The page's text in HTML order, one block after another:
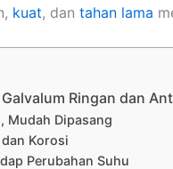
kuat, dan tahan lama
Ringan dan
Mudah Dipasang
Korosi
Perubahan Suhu